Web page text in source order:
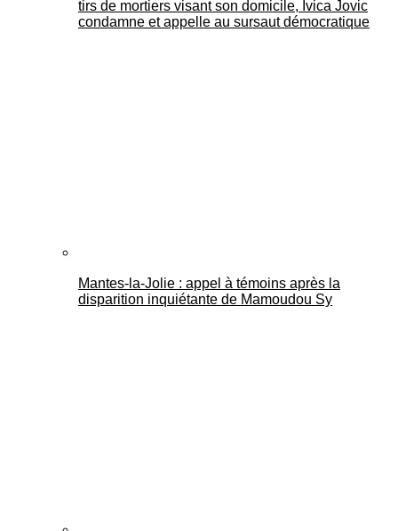
tirs de mortiers visant son domicile, Ivica Jovic
condamne et appelle au sursaut démocratique
Mantes-la-Jolie : appel à témoins après la
disparition inquiétante de Mamoudou Sy